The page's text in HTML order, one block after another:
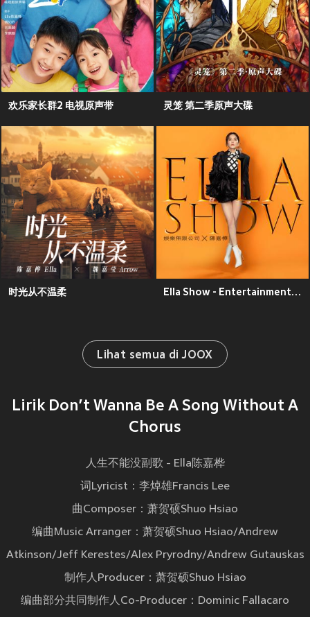
欢乐家长群2 电视原声带 灵笼 第二季原声大碟
时光从不温柔 Ella Show - Entertainment Unlimited Company
Lihat semua di JOOX
Lirik Don’t Wanna Be A Song Without A
Chorus
人生不能没副歌 - Ella陈嘉桦
词Lyricist：李焯雄Francis Lee
曲Composer：萧贺硕Shuo Hsiao
编曲Music Arranger：萧贺硕Shuo Hsiao/Andrew
Atkinson/Jeff Kerestes/Alex Pryrodny/Andrew Gutauskas
制作人Producer：萧贺硕Shuo Hsiao
编曲部分共同制作人Co-Producer：Dominic Fallacaro